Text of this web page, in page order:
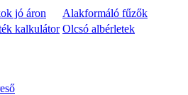
jó áron
Alakformáló fűzők
kalkulátor Olcsó albérletek